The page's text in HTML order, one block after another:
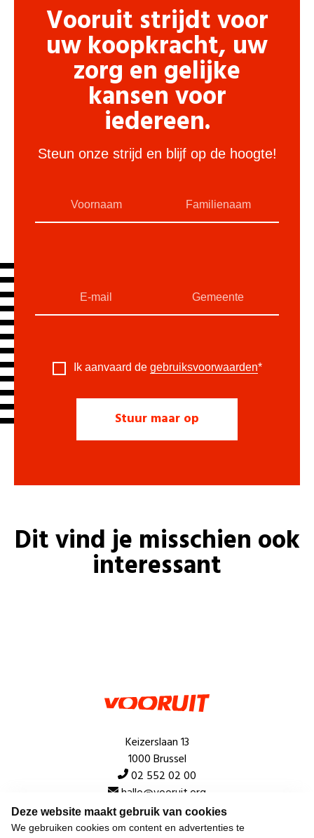
Deze website maakt gebruik van cookies
We gebruiken cookies om content en advertenties te
Vooruit strijdt voor
uw koopkracht, uw
zorg en gelijke
kansen voor
iedereen.
Steun onze strijd en blijf op de hoogte!
Ik aanvaard de gebruiksvoorwaarden*
Dit vind je misschien ook
interessant
Keizerslaan 13
1000 Brussel
02 552 02 00
hallo@vooruit.org